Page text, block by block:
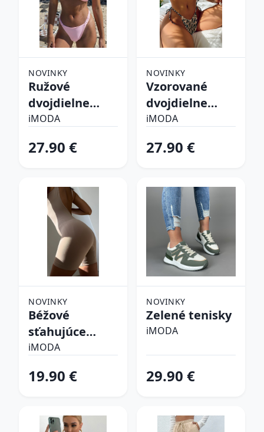
NOVINKY
Ružové
dvojdielne
plavky
iMODA
27.90 €
NOVINKY
Vzorované
dvojdielne
plavky
iMODA
27.90 €
NOVINKY
Béžové
sťahujúce
spodné prádlo
iMODA
19.90 €
NOVINKY
Zelené tenisky
iMODA
29.90 €